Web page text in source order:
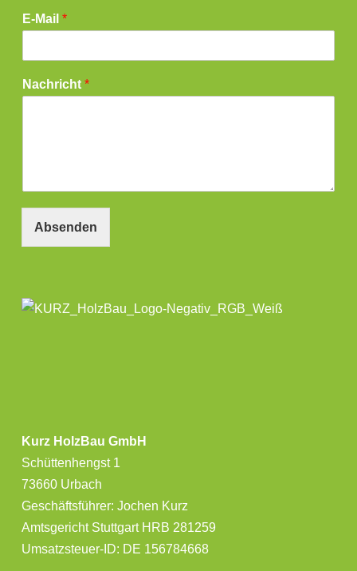
E-Mail *
Nachricht *
Absenden
Kurz HolzBau GmbH
Schüttenhengst 1
73660 Urbach
Geschäftsführer: Jochen Kurz
Amtsgericht Stuttgart HRB 281259
Umsatzsteuer-ID: DE 156784668